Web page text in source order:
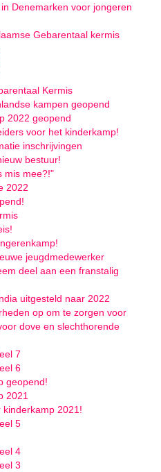
Denemarken voor jongeren
Gebarentaal kermis
Kermis
kampen geopend
2022 geopend
voor het kinderkamp!
inschrijvingen
bestuur!
mis mee?!"
2022
jeugdmedewerker
deel aan een franstalig
uitgesteld naar 2022
op om te zorgen voor
dove en slechthorende
7
6
geopend!
2021
kinderkamp 2021!
5
4
3